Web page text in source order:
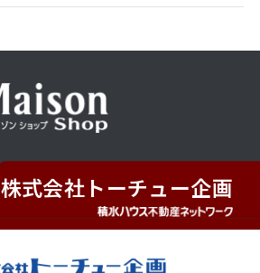
株式会社トーチュー企画